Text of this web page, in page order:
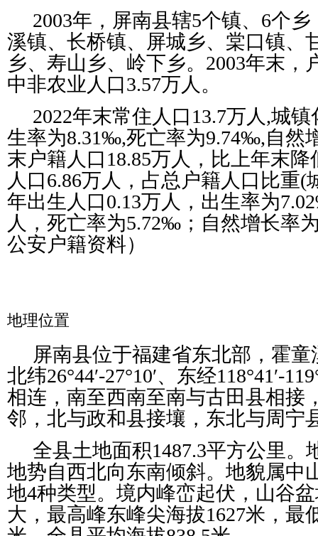
2003年，屏南县辖5个镇、6个
溪镇、长桥镇、屏城乡、棠口镇、
乡、寿山乡、岭下乡。2003年末，
中非农业人口3.57万人。
2022年末常住人口13.7万人,城
生率为8.31‰,死亡率为9.74‰,自然
末户籍人口18.85万人，比上年末
人口6.86万人，占总户籍人口比重(
年出生人口0.13万人，出生率为
人，死亡率为5.72‰；自然增长率
公安户籍资料）
地理位置
屏南县位于福建省东北部，霍
北纬26°44′-27°10′、东经118°41′-
相连，南至西南至南与古田县相接
邻，北与政和县接壤，东北与周宁
全县土地面积1487.3平方公里。
地势自西北向东南倾斜。地貌属中
地4种类型。境内峰峦起伏，山谷
大，最高峰东峰尖海拔1627米，最